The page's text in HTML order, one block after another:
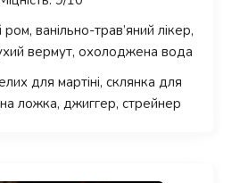
ром, ванільно-трав’яний лікер,
вермут, охолоджена вода
для мартіні, склянка для
ложка, джиггер, стрейнер